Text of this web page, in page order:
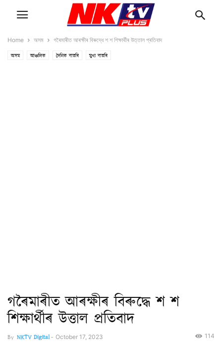
Home অসম গৰৈমাৰীত আৰক্ষীৰ বিৰুদ্ধে শ শ শিক্ষাৰ্থীৰ উত্তাল প্ৰতিবাদ
অসম আঞ্চলিক দৈনিক বাতৰি মুখ্য বাতৰি
গৰৈমাৰীত আৰক্ষীৰ বিৰুদ্ধে শ শ
শিক্ষাৰ্থীৰ উত্তাল প্ৰতিবাদ
By NKTV Digital- October 17, 2023 114